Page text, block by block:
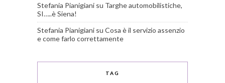
Stefania Pianigiani su Targhe automobilistiche,
SI…..è Siena!
Stefania Pianigiani su Cosa è il servizio assenzio
e come farlo correttamente
TAG